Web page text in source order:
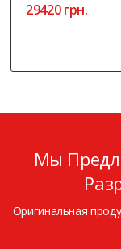
29420 грн.
Мы
Оригинальная